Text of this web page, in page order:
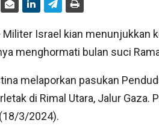
Militer Israel kian menunjukkan
menghormati bulan suci
melaporkan pasukan
di Rimal Utara, Jalur Gaza.
3/2024).